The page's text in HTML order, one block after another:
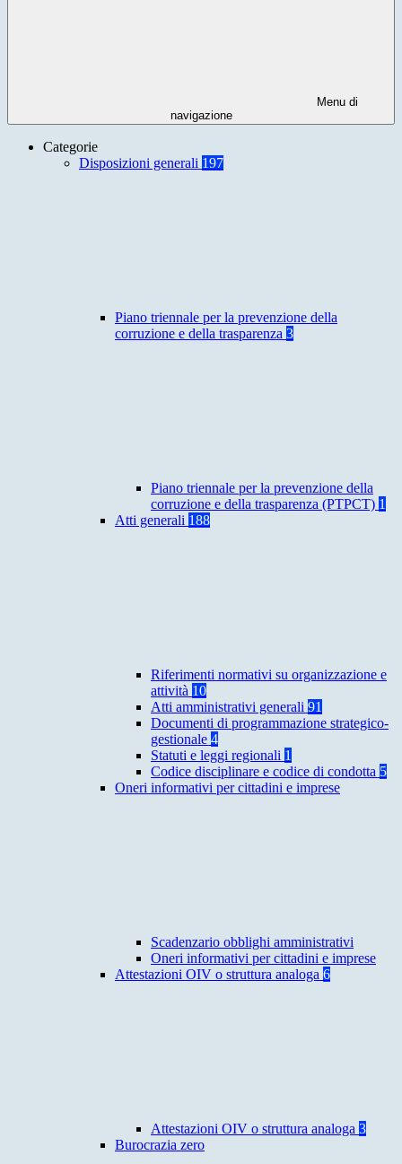
Menu di
navigazione
Categorie
Disposizioni generali 197
Piano triennale per la prevenzione della
corruzione e della trasparenza 3
Piano triennale per la prevenzione della
corruzione e della trasparenza (PTPCT) 1
Atti generali 188
Riferimenti normativi su organizzazione e
attività 10
Atti amministrativi generali 91
Documenti di programmazione strategico-
gestionale 4
Statuti e leggi regionali 1
Codice disciplinare e codice di condotta 5
Oneri informativi per cittadini e imprese
Scadenzario obblighi amministrativi
Oneri informativi per cittadini e imprese
Attestazioni OIV o struttura analoga 6
Attestazioni OIV o struttura analoga 3
Burocrazia zero